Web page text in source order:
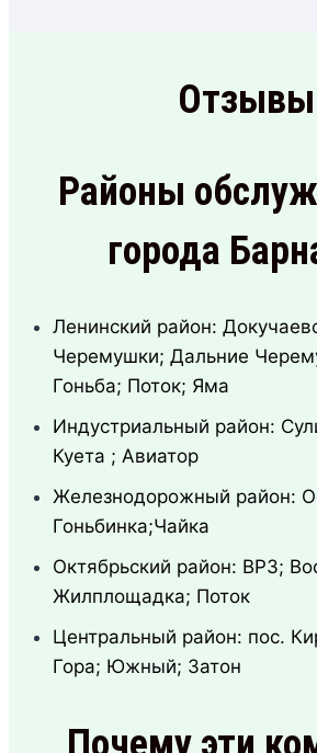
Отзывы
Районы
города
Ленинский район:
Черемушки; Дальние
Гоньба; Поток; Яма
Индустриальный район:
Куета ; Авиатор
Железнодорожный район:
Гоньбинка;Чайка
Октябрьский район: ВРЗ;
Жилплощадка; Поток
Центральный район: пос.
Гора; Южный; Затон